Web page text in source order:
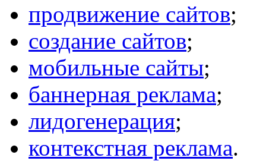
продвижение сайтов;
создание сайтов;
мобильные сайты;
баннерная реклама;
лидогенерация;
контекстная реклама.